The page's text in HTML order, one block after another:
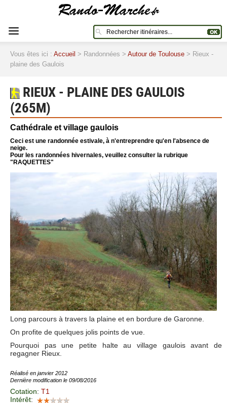
Vous êtes ici : Accueil > Randonnées > Autour de Toulouse > Rieux -
plaine des Gaulois
RIEUX - PLAINE DES GAULOIS
(265M)
Cathédrale et village gaulois
Ceci est une randonnée estivale, à n'entreprendre qu'en l'absence de
neige.
Pour les randonnées hivernales, veuillez consulter la rubrique
"RAQUETTES"
Long parcours à travers la plaine et en bordure de Garonne.
On profite de quelques jolis points de vue.
Pourquoi pas une petite halte au village gaulois avant de
regagner Rieux.
Réalisé en janvier 2012
Dernière modification le 09/08/2016
Cotation: T1
Intérêt: